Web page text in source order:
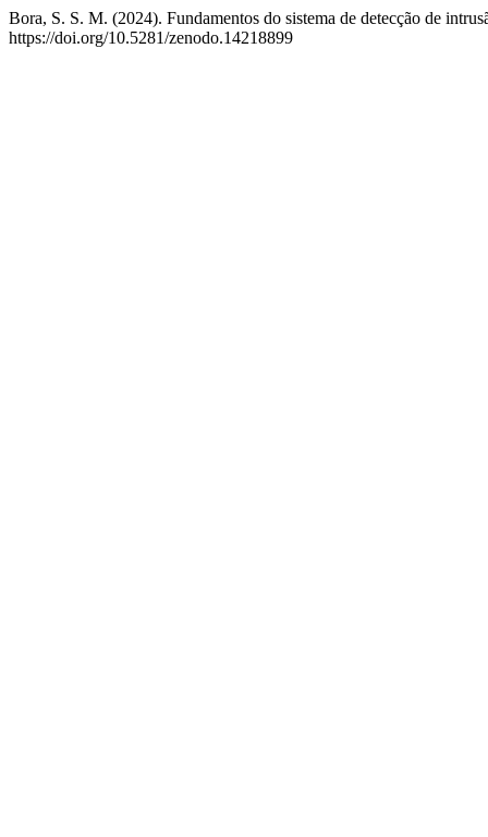
Bora, S. S. M. (2024). Fundamentos do sistema de detecção de
https://doi.org/10.5281/zenodo.14218899